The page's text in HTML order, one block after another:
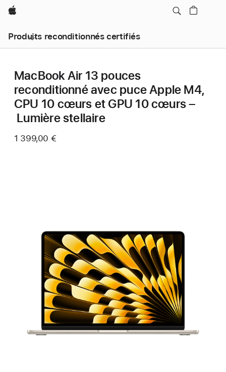
Apple
Produits reconditionnés certifiés
MacBook Air 13 pouces
reconditionné avec puce Apple M4,
CPU 10 cœurs et GPU 10 cœurs –
Lumière stellaire
1 399,00 €